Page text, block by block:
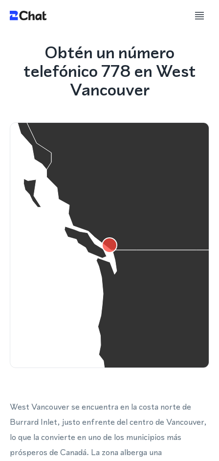
Obtén un número
telefónico 778 en West
Vancouver
West Vancouver se encuentra en la costa norte de
Burrard Inlet, justo enfrente del centro de Vancouver,
lo que la convierte en uno de los municipios más
prósperos de Canadá. La zona alberga una